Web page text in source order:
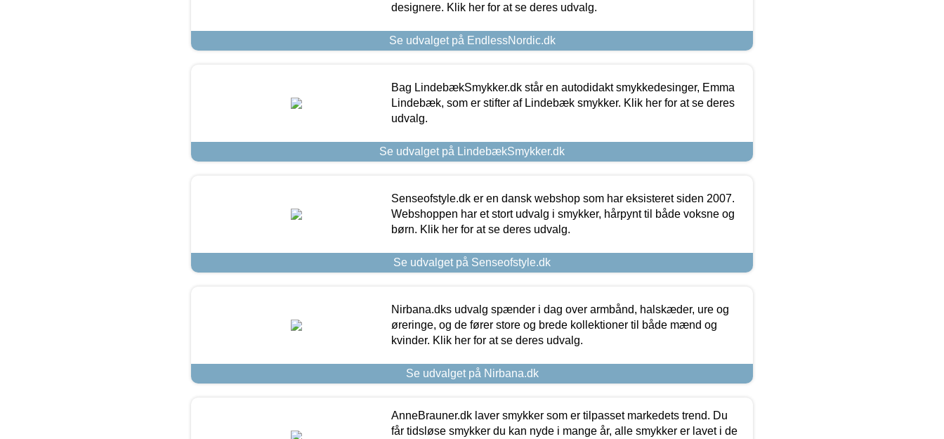
designere. Klik her for at se deres udvalg.
Se udvalget på EndlessNordic.dk
Bag LindebækSmykker.dk står en autodidakt smykkedesinger, Emma
Lindebæk, som er stifter af Lindebæk smykker. Klik her for at se deres
udvalg.
Se udvalget på LindebækSmykker.dk
Senseofstyle.dk er en dansk webshop som har eksisteret siden 2007.
Webshoppen har et stort udvalg i smykker, hårpynt til både voksne og
børn. Klik her for at se deres udvalg.
Se udvalget på Senseofstyle.dk
Nirbana.dks udvalg spænder i dag over armbånd, halskæder, ure og
øreringe, og de fører store og brede kollektioner til både mænd og
kvinder. Klik her for at se deres udvalg.
Se udvalget på Nirbana.dk
AnneBrauner.dk laver smykker som er tilpasset markedets trend. Du
får tidsløse smykker du kan nyde i mange år, alle smykker er lavet i de